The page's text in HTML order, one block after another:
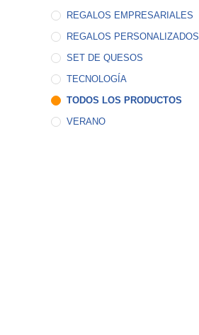
REGALOS EMPRESARIALES
REGALOS PERSONALIZADOS
SET DE QUESOS
TECNOLOGÍA
TODOS LOS PRODUCTOS
VERANO